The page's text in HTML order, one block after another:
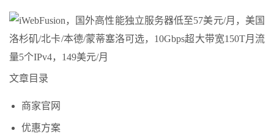
文章目录
商家官网
优惠方案